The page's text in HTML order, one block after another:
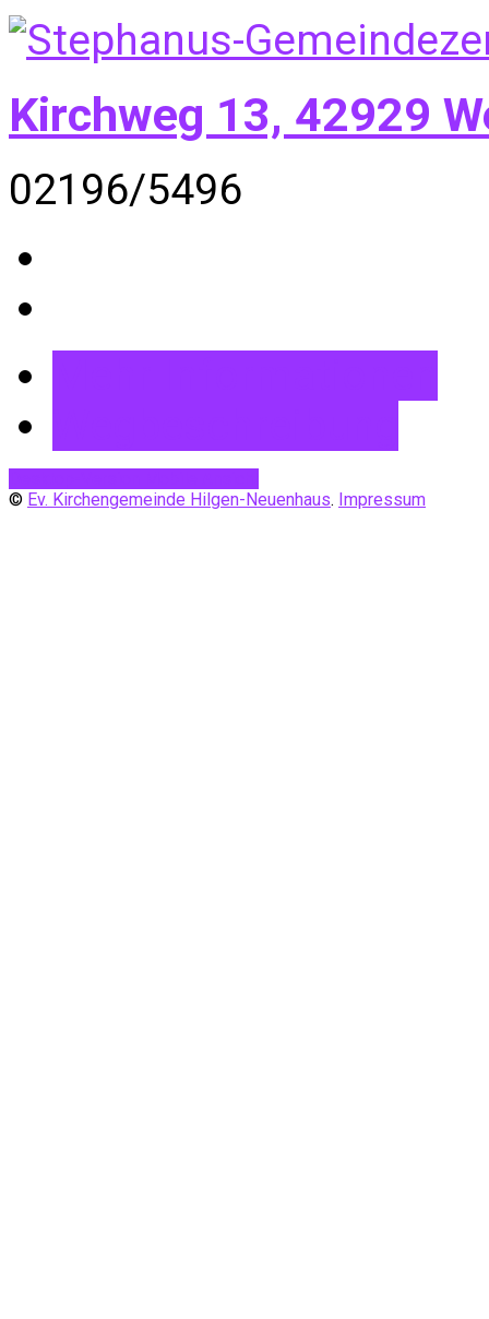
Kirchweg 13, 42929
02196/5496
© Ev. Kirchengemeinde Hilgen-Neuenhaus. Impressum